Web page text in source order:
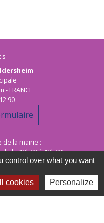
- FRANCE
90
la mairie :
de 10h00 à 12h00
de 15h00 à 17h30
control over what you want
cookies Personalize